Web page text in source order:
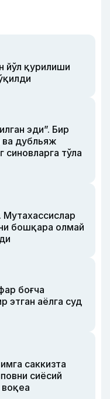
йўл қурилиши
эди”. Бир
ва дубльяж
тўла
Мутахассислар
бошқара олмай
боғча
этган аёлга суд
саккизта
сиёсий